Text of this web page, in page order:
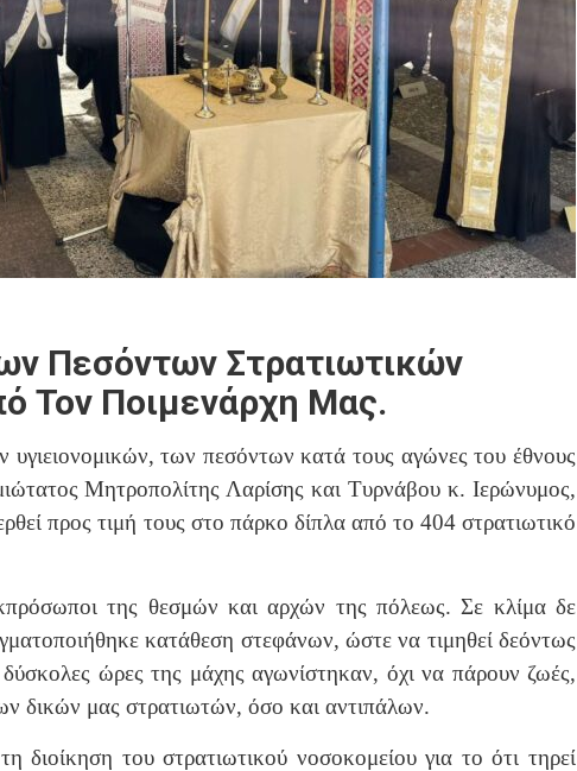
Πεσόντων Στρατιωτικών
Τον Ποιμενάρχη Μας.
των πεσόντων κατά τους αγώνες του έθνους
Μητροπολίτης Λαρίσης και Τυρνάβου κ. Ιερώνυμος,
προς τιμή τους στο πάρκο δίπλα από το 404 στρατιωτικό
της θεσμών και αρχών της πόλεως. Σε κλίμα δε
κατάθεση στεφάνων, ώστε να τιμηθεί δεόντως
ώρες της μάχης αγωνίστηκαν, όχι να πάρουν ζωές,
δικών μας στρατιωτών, όσο και αντιπάλων.
διοίκηση του στρατιωτικού νοσοκομείου για το ότι τηρεί